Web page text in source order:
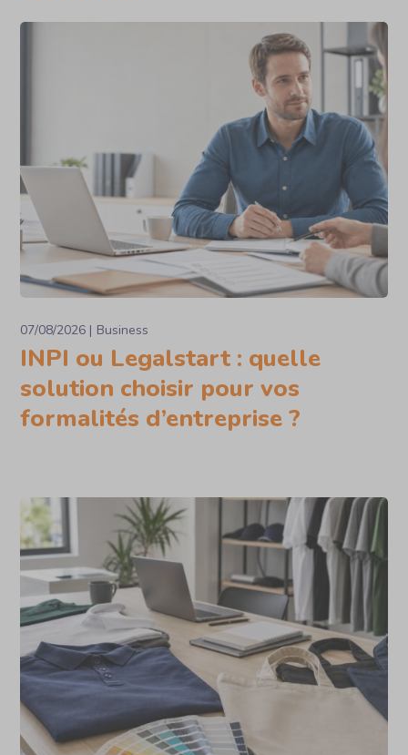
07/08/2026 Business
INPI ou Legalstart : quelle
solution choisir pour vos
formalités d’entreprise ?